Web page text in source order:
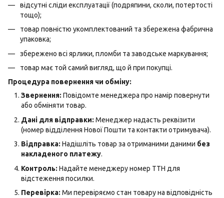
відсутні сліди експлуатації (подряпини, сколи, потертості
тощо);
товар повністю укомплектований та збережена фабрична
упаковка;
збережено всі ярлики, пломби та заводське маркування;
товар має той самий вигляд, що й при покупці.
Процедура повернення чи обміну:
Звернення: Повідомте менеджера про намір повернути
або обміняти товар.
Дані для відправки: Менеджер надасть реквізити
(номер відділення Нової Пошти та контакти отримувача).
Відправка: Надішліть товар за отриманими даними без
накладеного платежу.
Контроль: Надайте менеджеру номер ТТН для
відстеження посилки.
Перевірка: Ми перевіряємо стан товару на відповідність